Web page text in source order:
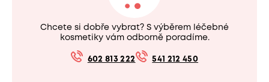
Chcete si dobře vybrat? S výběrem léčebné
kosmetiky vám odborně poradíme.
602 813 222 541 212 450